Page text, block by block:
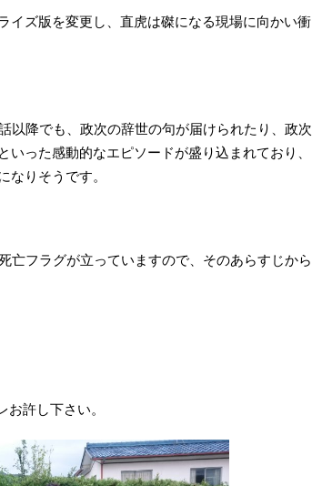
イズ版を変更し、直虎は磔になる現場に向かい衝
以降でも、政次の辞世の句が届けられたり、政次
った感動的なエピソードが盛り込まれており、
なりそうです。
亡フラグが立っていますので、そのあらすじから
お許し下さい。